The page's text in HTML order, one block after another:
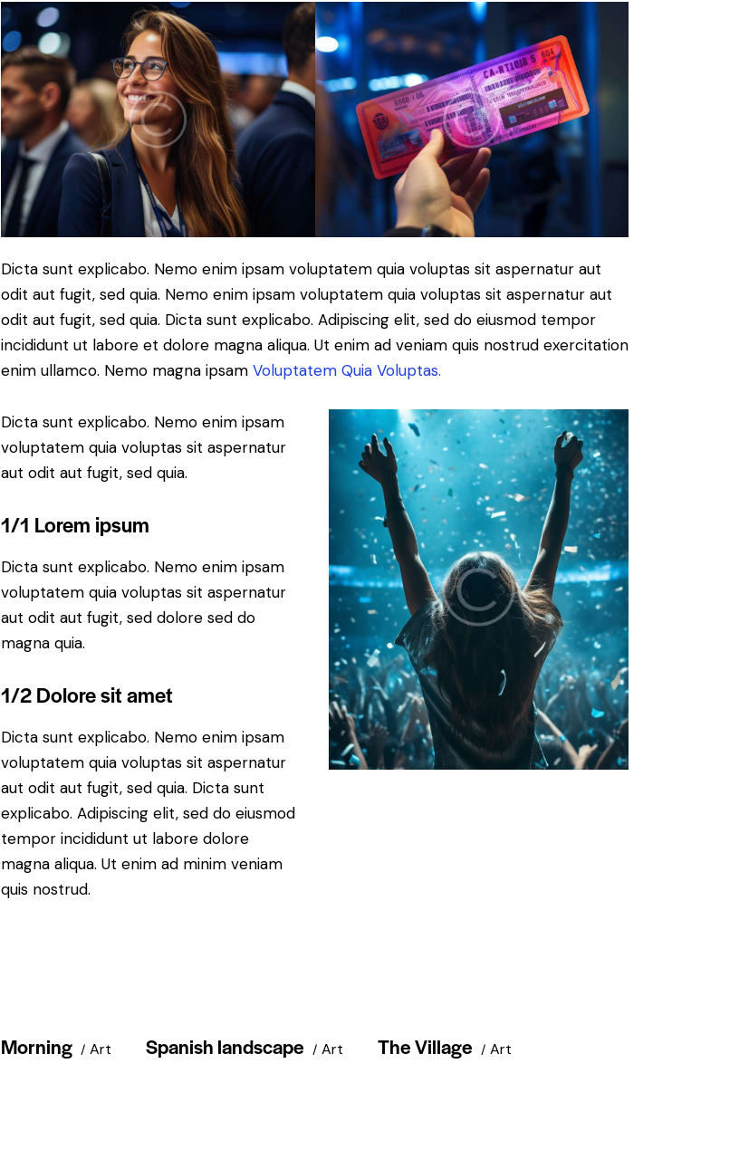
Dicta sunt explicabo. Nemo enim ipsam voluptatem quia voluptas sit aspernatur aut
odit aut fugit, sed quia. Nemo enim ipsam voluptatem quia voluptas sit aspernatur aut
odit aut fugit, sed quia. Dicta sunt explicabo. Adipiscing elit, sed do eiusmod tempor
incididunt ut labore et dolore magna aliqua. Ut enim ad veniam quis nostrud exercitation
enim ullamco. Nemo magna ipsam Voluptatem Quia Voluptas.
Dicta sunt explicabo. Nemo enim ipsam
voluptatem quia voluptas sit aspernatur
aut odit aut fugit, sed quia.
1/1 Lorem ipsum
Dicta sunt explicabo. Nemo enim ipsam
voluptatem quia voluptas sit aspernatur
aut odit aut fugit, sed dolore sed do
magna quia.
1/2 Dolore sit amet
Dicta sunt explicabo. Nemo enim ipsam
voluptatem quia voluptas sit aspernatur
aut odit aut fugit, sed quia. Dicta sunt
explicabo. Adipiscing elit, sed do eiusmod
tempor incididunt ut labore dolore
magna aliqua. Ut enim ad minim veniam
quis nostrud.
Art
Morning Art
Spanish landscape Art
The Village